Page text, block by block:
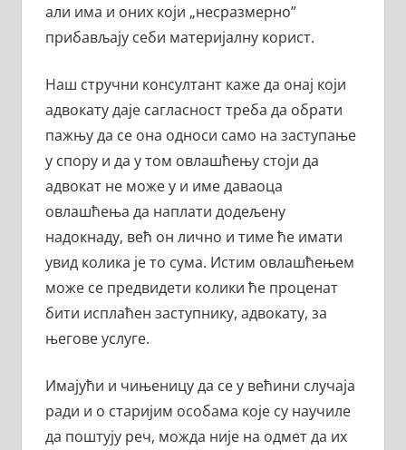
али има и оних који „несразмерно”
прибављају себи материјалну корист.
Наш стручни консултант каже да онај који
адвокату даје сагласност треба да обрати
пажњу да се она односи само на заступање
у спору и да у том овлашћењу стоји да
адвокат не може у и име даваоца
овлашћења да наплати додељену
надокнаду, већ он лично и тиме ће имати
увид колика је то сума. Истим овлашћењем
може се предвидети колики ће проценат
бити исплаћен заступнику, адвокату, за
његове услуге.
Имајући и чињеницу да се у већини случаја
ради и о старијим особама које су научиле
да поштују реч, можда није на одмет да их